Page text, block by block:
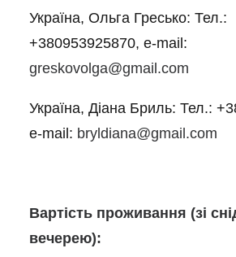
Україна, Ольга Гресько: Тел.:
+380953925870, e-mail:
greskovolga@gmail.com
Україна, Діана Бриль: Тел.:
e-mail: bryldiana@gmail.com
Вартість проживання (зі
вечерею):